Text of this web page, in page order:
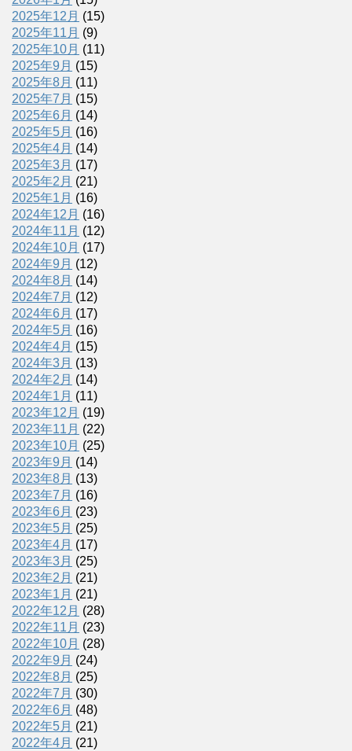
2025年12月 (15)
2025年11月 (9)
2025年10月 (11)
2025年9月 (15)
2025年8月 (11)
2025年7月 (15)
2025年6月 (14)
2025年5月 (16)
2025年4月 (14)
2025年3月 (17)
2025年2月 (21)
2025年1月 (16)
2024年12月 (16)
2024年11月 (12)
2024年10月 (17)
2024年9月 (12)
2024年8月 (14)
2024年7月 (12)
2024年6月 (17)
2024年5月 (16)
2024年4月 (15)
2024年3月 (13)
2024年2月 (14)
2024年1月 (11)
2023年12月 (19)
2023年11月 (22)
2023年10月 (25)
2023年9月 (14)
2023年8月 (13)
2023年7月 (16)
2023年6月 (23)
2023年5月 (25)
2023年4月 (17)
2023年3月 (25)
2023年2月 (21)
2023年1月 (21)
2022年12月 (28)
2022年11月 (23)
2022年10月 (28)
2022年9月 (24)
2022年8月 (25)
2022年7月 (30)
2022年6月 (48)
2022年5月 (21)
2022年4月 (21)